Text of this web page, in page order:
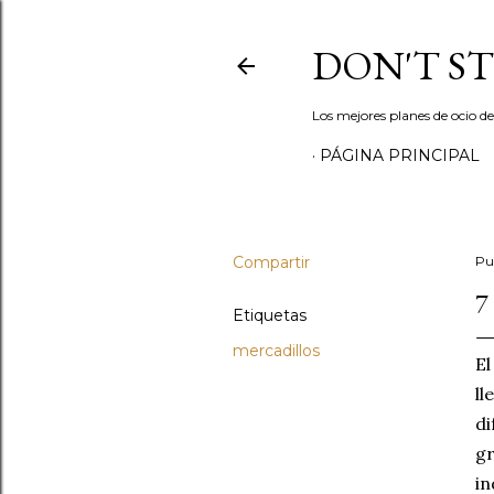
DON'T
Los mejores planes de ocio
PÁGINA PRINCIPAL
Compartir
Etiquetas
mercadillos